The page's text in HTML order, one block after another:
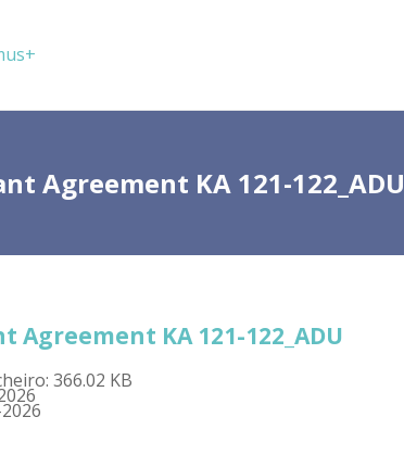
Agreement KA 121-122_ADU
Agreement KA 121-122_ADU
366.02 KB